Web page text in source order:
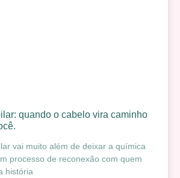
quando o cabelo vira caminho
vai muito além de deixar a química
processo de reconexão com quem
história